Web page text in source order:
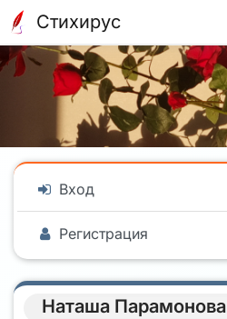
Стихирус
Вход
Регистрация
Наташа Парамонова